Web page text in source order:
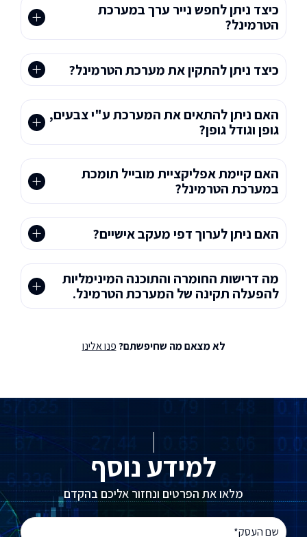
כיצד ניתן לחפש נייר ערך במערכת
הטרמינל?
כיצד ניתן להתקין את מערכת הטרמינל?
האם ניתן להתאים את המערכת ע"י צבעים,
גופן וגודל גופן?
האם קיימת אפליקציית מובייל תומכת
במערכת הטרמינל?
האם ניתן לערוך דפי מעקב אישיים?
מה דרישות החומרה והתוכנה המינימליות
להפעלה תקינה של המערכת הטרמינל.
לא מצאם מה שחיפשתם?פנו אלינו
למידע נוסף
מלאו את הפרטים ונחזור אליכם בהקדם